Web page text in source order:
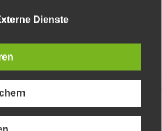
eingegebenen Daten erfolgt
Einwilligung ist jederzeit
Mitteilung per E-Mail. Die
unberührt.
verbleiben bei uns, bis Sie
zur Speicherung widerrufen
mehr besteht. Zwingende
Aufbewahrungsfristen - bleiben
Dienste